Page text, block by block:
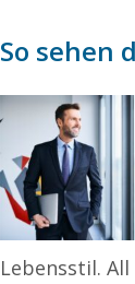
So sehen
Lebensstil.